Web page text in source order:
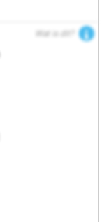
Wat is dit?